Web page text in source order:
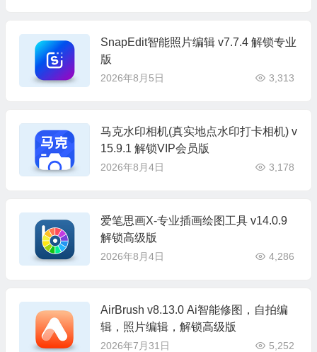
SnapEdit智能照片编辑 v7.7.4 解锁专业
版
2026年8月5日 3,313
马克水印相机(真实地点水印打卡相机) v
15.9.1 解锁VIP会员版
2026年8月4日 3,178
爱笔思画X-专业插画绘图工具 v14.0.9
解锁高级版
2026年8月4日 4,286
AirBrush v8.13.0 Ai智能修图，自拍编
辑，照片编辑，解锁高级版
2026年7月31日 5,252